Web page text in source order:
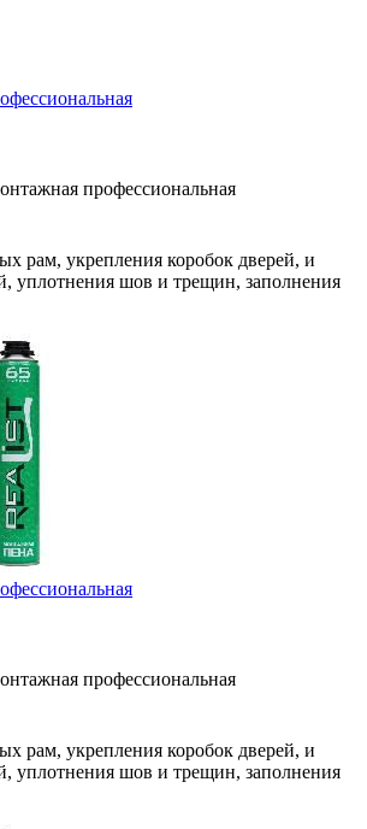
профессиональная
рам, укрепления коробок дверей, и
уплотнения шов и трещин, заполнения
профессиональная
рам, укрепления коробок дверей, и
уплотнения шов и трещин, заполнения